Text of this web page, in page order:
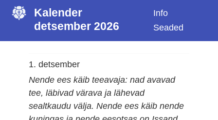
Kalender
detsember 2026
Info
Seaded
1. detsember
Nende ees käib teeavaja: nad avavad
tee, läbivad värava ja lähevad
sealtkaudu välja. Nende ees käib nende